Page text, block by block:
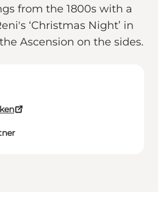
from the 1800s with a
‘Christmas Night’ in
Ascension on the sides.